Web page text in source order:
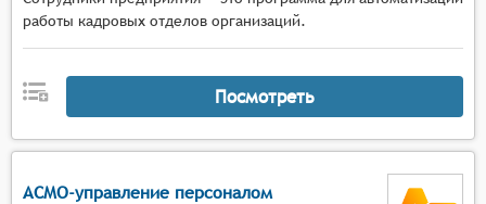
работы кадровых отделов организаций.
Посмотреть
АСМО-управление персоналом